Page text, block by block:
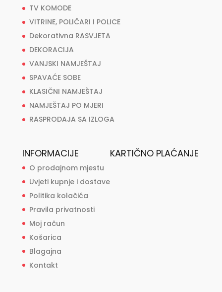
TV KOMODE
VITRINE, POLIČARI I POLICE
Dekorativna RASVJETA
DEKORACIJA
VANJSKI NAMJEŠTAJ
SPAVAĆE SOBE
KLASIČNI NAMJEŠTAJ
NAMJEŠTAJ PO MJERI
RASPRODAJA SA IZLOGA
INFORMACIJE
O prodajnom mjestu
Uvjeti kupnje i dostave
Politika kolačića
Pravila privatnosti
Moj račun
Košarica
Blagajna
Kontakt
KARTIČNO PLAĆANJE